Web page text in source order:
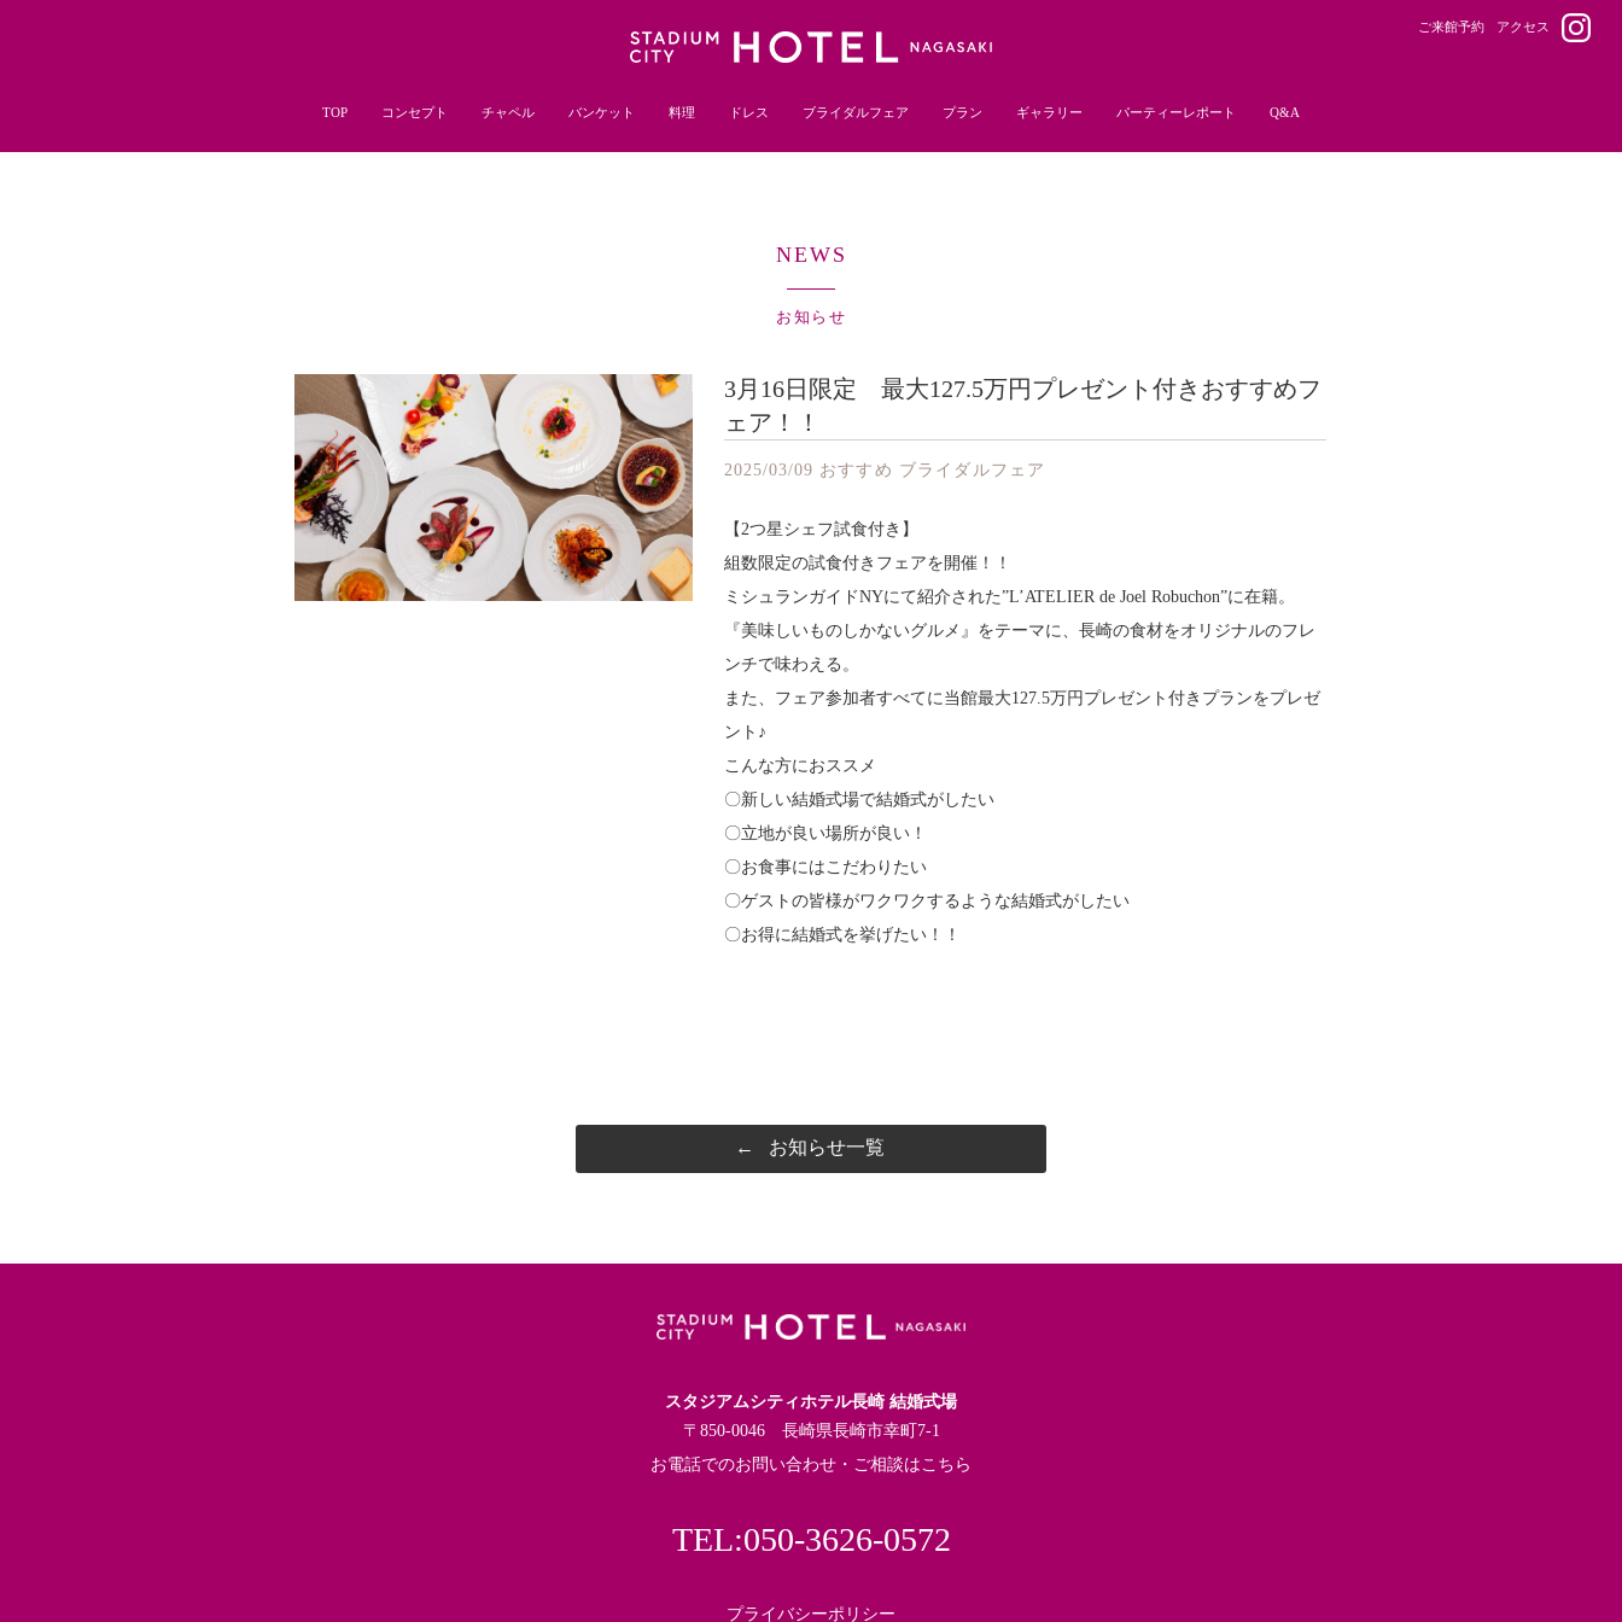
ご来館予約 アクセス
TOP コンセプト チャペル バンケット 料理 ドレス ブライダルフェア プラン ギャラリー パーティーレポート Q&A
NEWS
お知らせ
3月16日限定 最大127.5万円プレゼント付きおすすめフ
ェア！！
2025/03/09 おすすめ ブライダルフェア
【2つ星シェフ試食付き】
組数限定の試食付きフェアを開催！！
ミシュランガイドNYにて紹介された”L’ATELIER de Joel Robuchon”に在籍。
『美味しいものしかないグルメ』をテーマに、長崎の食材をオリジナルのフレ
ンチで味わえる。
また、フェア参加者すべてに当館最大127.5万円プレゼント付きプランをプレゼ
ント♪
こんな方におススメ
〇新しい結婚式場で結婚式がしたい
〇立地が良い場所が良い！
〇お食事にはこだわりたい
〇ゲストの皆様がワクワクするような結婚式がしたい
〇お得に結婚式を挙げたい！！
← お知らせ一覧
スタジアムシティホテル長崎 結婚式場
〒850-0046 長崎県長崎市幸町7-1
お電話でのお問い合わせ・ご相談はこちら
TEL:050-3626-0572
プライバシーポリシー